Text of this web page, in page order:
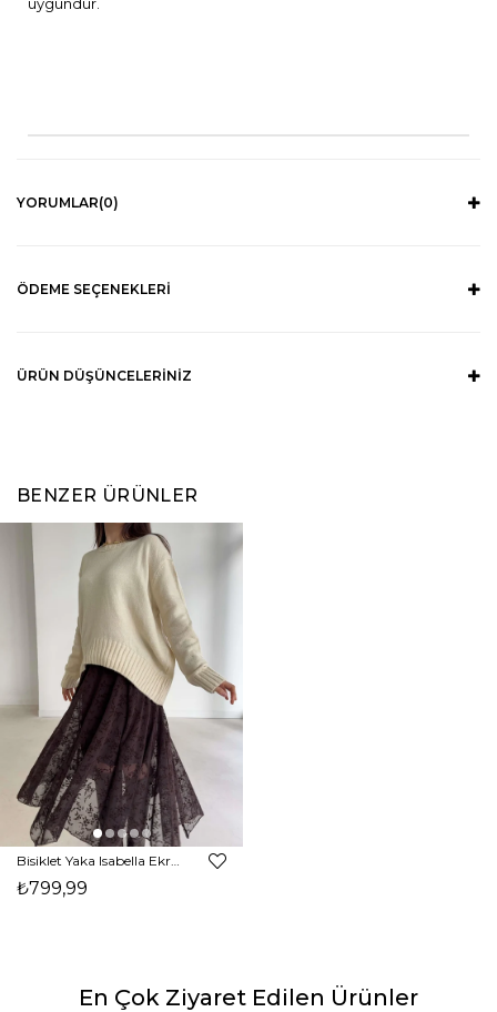
uygundur.
YORUMLAR(0)
ÖDEME SEÇENEKLERI
ÜRÜN DÜŞÜNCELERINIZ
BENZER ÜRÜNLER
₺799,99
En Çok Ziyaret Edilen Ürünler